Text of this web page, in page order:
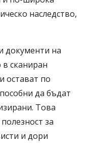
наследство,
документи на
в сканиран
остават по
да бъдат
Това
за
и дори